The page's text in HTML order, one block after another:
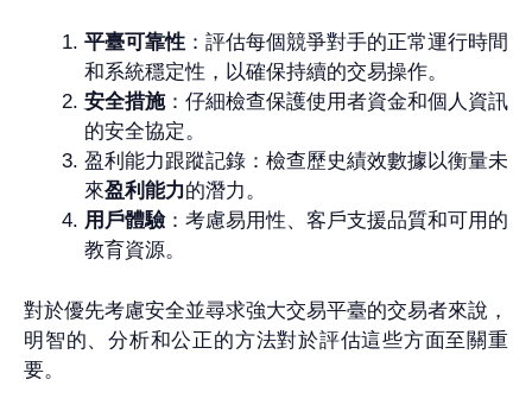
平臺可靠性 ：評估每個競爭對手的正常運行時間
和系統穩定性，以確保持續的交易操作。
安全措施：仔細檢查保護使用者資金和個人資訊
的安全協定。
盈利能力跟蹤記錄：檢查歷史績效數據以衡量未
來盈利能力的潛力。
用戶體驗：考慮易用性、客戶支援品質和可用的
教育資源。
對於優先考慮安全並尋求強大交易平臺的交易者來說，
明智的、分析和公正的方法對於評估這些方面至關重
要。